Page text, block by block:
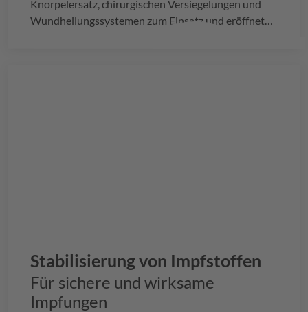
Knorpelersatz, chirurgischen Versiegelungen und
Wundheilungssystemen zum Einsatz und eröffnet
Stabilisierung von Impfstoffen
Für sichere und wirksame
Impfungen